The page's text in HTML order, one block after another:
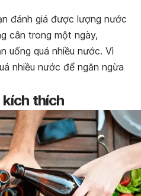
đánh giá được lượng nước
cân trong một ngày,
uống quá nhiều nước. Vì
nhiều nước để ngăn ngừa
thích